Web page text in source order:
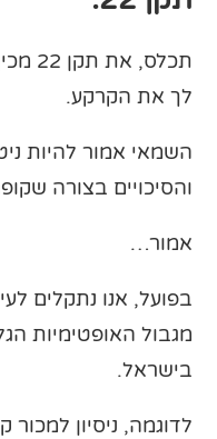
לך את הקרקע.
השמאי אמור להיות
והסיכויים בצורה
אמור…
בפועל, אנו נתקלים
מגבול האופטימיות
בישראל.
לדוגמה, ניסיון